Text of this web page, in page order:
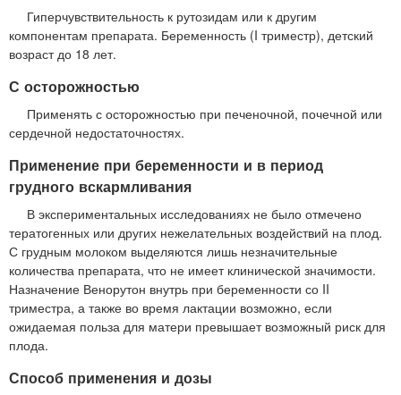
Гиперчувствительность к рутозидам или к другим
компонентам препарата. Беременность (I триместр), детский
возраст до 18 лет.
С осторожностью
Применять с осторожностью при печеночной, почечной или
сердечной недостаточностях.
Применение при беременности и в период
грудного вскармливания
В экспериментальных исследованиях не было отмечено
тератогенных или других нежелательных воздействий на плод.
С грудным молоком выделяются лишь незначительные
количества препарата, что не имеет клинической значимости.
Назначение Венорутон внутрь при беременности со II
триместра, а также во время лактации возможно, если
ожидаемая польза для матери превышает возможный риск для
плода.
Способ применения и дозы